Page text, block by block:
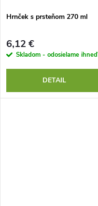
Hrnček s prsteňom 270 ml
6,12 €
Skladom - odosielame ihneď
DETAIL